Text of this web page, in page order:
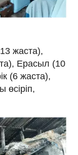
жаста),
Ерасыл (10
(6 жаста),
өсіріп,